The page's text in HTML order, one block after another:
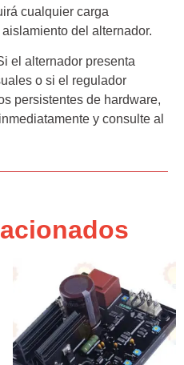
cualquier carga
del alternador.
el alternador presenta
o si el regulador
persistentes de hardware,
y consulte al